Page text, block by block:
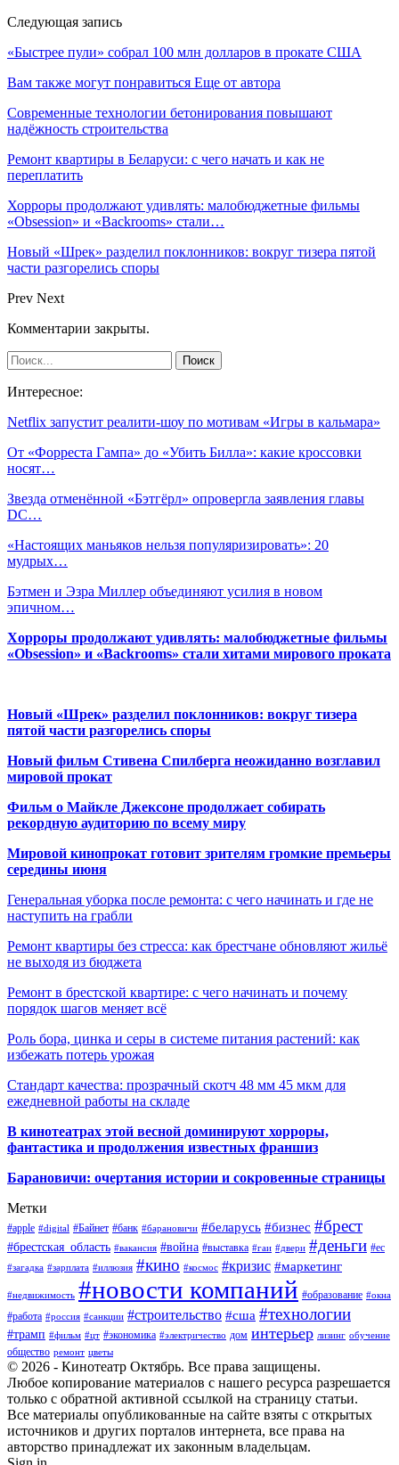
Следующая запись
«Быстрее пули» собрал 100 млн долларов в прокате США
Вам также могут понравиться Еще от автора
Современные технологии бетонирования повышают
надёжность строительства
Ремонт квартиры в Беларуси: с чего начать и как не
переплатить
Хорроры продолжают удивлять: малобюджетные фильмы
«Obsession» и «Backrooms» стали…
Новый «Шрек» разделил поклонников: вокруг тизера пятой
части разгорелись споры
Prev Next
Комментарии закрыты.
Интересное:
Netflix запустит реалити-шоу по мотивам «Игры в кальмара»
От «Форреста Гампа» до «Убить Билла»: какие кроссовки
носят…
Звезда отменённой «Бэтгёрл» опровергла заявления главы
DC…
«Настоящих маньяков нельзя популяризировать»: 20
мудрых…
Бэтмен и Эзра Миллер объединяют усилия в новом
эпичном…
Хорроры продолжают удивлять: малобюджетные фильмы
«Obsession» и «Backrooms» стали хитами мирового проката
Новый «Шрек» разделил поклонников: вокруг тизера
пятой части разгорелись споры
Новый фильм Стивена Спилберга неожиданно возглавил
мировой прокат
Фильм о Майкле Джексоне продолжает собирать
рекордную аудиторию по всему миру
Мировой кинопрокат готовит зрителям громкие премьеры
середины июня
Генеральная уборка после ремонта: с чего начинать и где не
наступить на грабли
Ремонт квартиры без стресса: как брестчане обновляют жильё
не выходя из бюджета
Ремонт в брестской квартире: с чего начинать и почему
порядок шагов меняет всё
Роль бора, цинка и серы в системе питания растений: как
избежать потерь урожая
Стандарт качества: прозрачный скотч 48 мм 45 мкм для
ежедневной работы на складе
В кинотеатрах этой весной доминируют хорроры,
фантастика и продолжения известных франшиз
Барановичи: очертания истории и сокровенные страницы
Метки
#apple #digital #Байнет #банк #барановичи #беларусь #бизнес #брест
#брестская_область #вакансия #война #выставка #гаи #двери #деньги #ес
#загадка #зарплата #иллюзия #кино #космос #кризис #маркетинг
#недвижимость #новости компаний #образование #окна
#работа #россия #санкции #строительство #сша #технологии
#трамп #фильм #цт #экономика #электричество дом интерьер лизинг обучение
общество ремонт цветы
© 2026 - Кинотеатр Октябрь. Все права защищены.
Любое копирование материалов с нашего ресурса разрешается
только с обратной активной ссылкой на страницу статьи.
Все материалы опубликованные на сайте взяты с открытых
источников и других порталов интернета, все права на
авторство принадлежат их законным владельцам.